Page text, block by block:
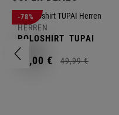
-78%
HERREN
POLOSHIRT TUPAI
11,00 € 49,99 €